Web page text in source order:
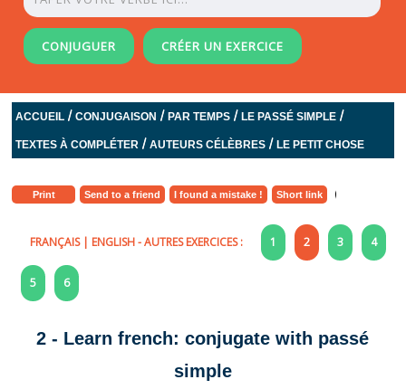
CONJUGUER CRÉER UN EXERCICE
ACCUEIL /CONJUGAISON /PAR TEMPS /LE PASSÉ SIMPLE /
TEXTES À COMPLÉTER /AUTEURS CÉLÈBRES /LE PETIT CHOSE
Print Send to a friend I found a mistake ! Short link
FRANÇAIS| ENGLISH- AUTRES EXERCICES : 1 2 3 4
5 6
2 - Learn french: conjugate with passé
simple